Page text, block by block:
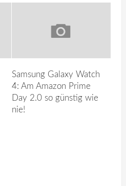
Samsung Galaxy Watch
4: Am Amazon Prime
Day 2.0 so günstig wie
nie!